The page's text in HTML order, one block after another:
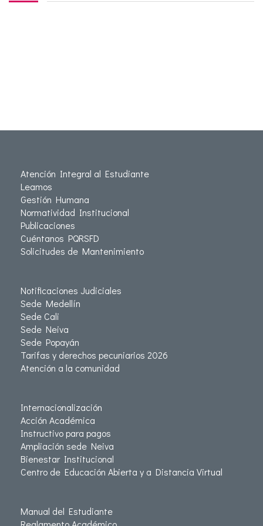
Atención Integral al Estudiante
Leamos
Gestión Humana
Normatividad Institucional
Publicaciones
Cuéntanos PQRSFD
Solicitudes de Mantenimiento
Notificaciones Judiciales
Sede Medellín
Sede Cali
Sede Neiva
Sede Popayán
Tarifas y derechos pecuniarios 2026
Atención a la comunidad
Internacionalización
Acción Académica
Instructivo para pagos
Ampliación sede Neiva
Bienestar Institucional
Centro de Educación Abierta y a Distancia Virtual
Manual del Estudiante